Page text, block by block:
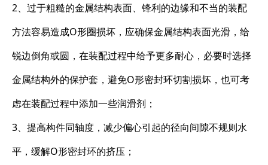
2、过于粗糙的金属结构表面、锋利的边缘和不当的装配
方法容易造成O形圈损坏，应确保金属结构表面光滑，给
锐边倒角或圆，在装配过程中给予更多耐心，必要时选择
金属结构外的保护套，避免O形密封环切割损坏，也可考
虑在装配过程中添加一些润滑剂；
3、提高构件同轴度，减少偏心引起的径向间隙不规则水
平，缓解O形密封环的挤压；